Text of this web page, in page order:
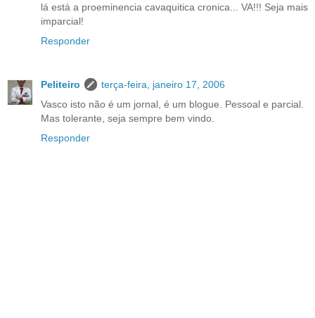
lá está a proeminencia cavaquitica cronica... VA!!! Seja mais
imparcial!
Responder
Peliteiro
terça-feira, janeiro 17, 2006
Vasco isto não é um jornal, é um blogue. Pessoal e parcial.
Mas tolerante, seja sempre bem vindo.
Responder